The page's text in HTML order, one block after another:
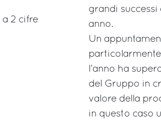
a 2 cifre
grandi
anno.
Un
l’anno ha
del Gruppo in
valore della
in questo caso